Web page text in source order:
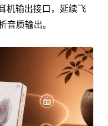
机输出接口，延续飞
质输出。